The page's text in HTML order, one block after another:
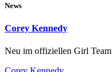
News
Corey Kennedy
Neu im offiziellen Girl Team